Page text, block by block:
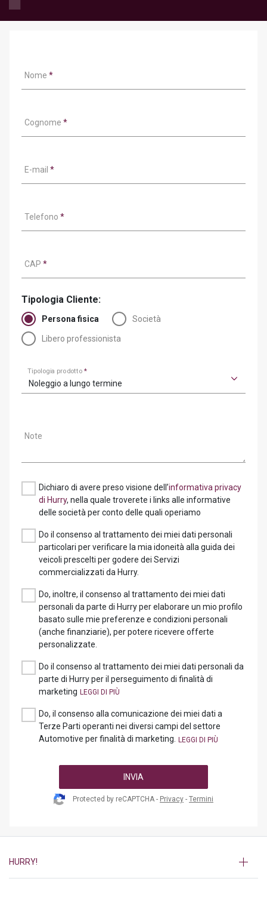
Nome *
Cognome *
E-mail *
Telefono *
CAP *
Tipologia Cliente:
Persona fisica Società
Libero professionista
Tipologia prodotto*
Noleggio a lungo termine
Note
Dichiaro di avere preso visione dell’informativa privacy
di Hurry, nella quale troverete i links alle informative
delle società per conto delle quali operiamo
Do il consenso al trattamento dei miei dati personali
particolari per verificare la mia idoneità alla guida dei
veicoli prescelti per godere dei Servizi
commercializzati da Hurry.
Do, inoltre, il consenso al trattamento dei miei dati
personali da parte di Hurry per elaborare un mio profilo
basato sulle mie preferenze e condizioni personali
(anche finanziarie), per potere ricevere offerte
personalizzate.
Do il consenso al trattamento dei miei dati personali da
parte di Hurry per il perseguimento di finalità di
marketing
Do, il consenso alla comunicazione dei miei dati a
Terze Parti operanti nei diversi campi del settore
Automotive per finalità di marketing.
INVIA
Protected by reCAPTCHA - Privacy - Termini
HURRY!